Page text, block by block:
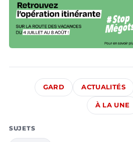
GARD ACTUALITÉS
À LA UNE
SUJETS